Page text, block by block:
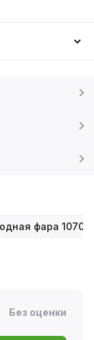
фара
Без оценки